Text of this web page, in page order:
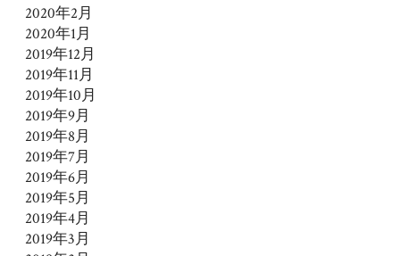
2020年2月
2020年1月
2019年12月
2019年11月
2019年10月
2019年9月
2019年8月
2019年7月
2019年6月
2019年5月
2019年4月
2019年3月